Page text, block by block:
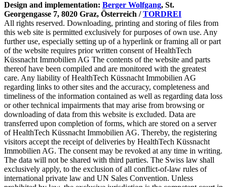
Design and implementation: Berger Wolfgang, St.
Georgengasse 7, 8020 Graz, Österreich /TORDREI
All rights reserved. Downloading, printing and storing of files from
this web site is permitted exclusively for purposes of own use. Any
further use, especially setting up of a hyperlink or framing all or part
of the website requires prior written consent of HealthTech
Küssnacht Immobilien AG The contents of the website and parts
thereof have been compiled and are monitored with the greatest
care. Any liability of HealthTech Küssnacht Immobilien AG
regarding links to other sites and the accuracy, completeness and
timeliness of the information contained as well as regarding data loss
or other technical impairments that may arise from browsing or
downloading of data from this website is excluded. Data are
transferred upon completion of forms, which are stored on a server
of HealthTech Küssnacht Immobilien AG. Thereby, the registering
visitors accept the receipt of deliveries by HealthTech Küssnacht
Immobilien AG. The consent may be revoked at any time in writing.
The data will not be shared with third parties. The Swiss law shall
exclusively apply, to the exclusion of all conflict-of-law rules of
international private law and UN Sales Convention. Unless